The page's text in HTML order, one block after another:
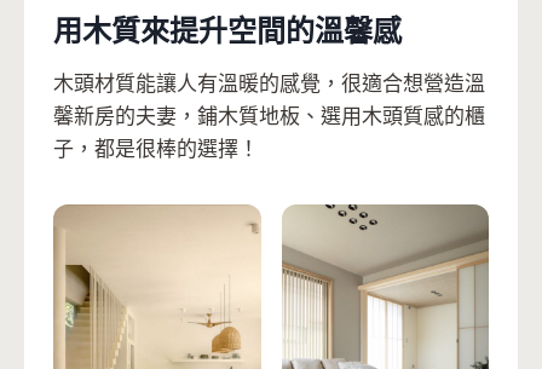
用木質來提升空間的溫馨感
木頭材質能讓人有溫暖的感覺，很適合想營造溫
馨新房的夫妻，鋪木質地板、選用木頭質感的櫃
子，都是很棒的選擇！